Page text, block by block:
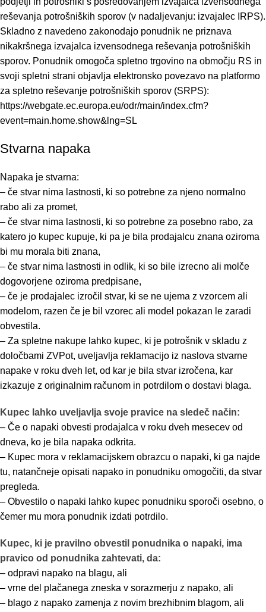
reševanja potrošniških sporov (v nadaljevanju: izvajalec IRPS).
Skladno z navedeno zakonodajo ponudnik ne priznava
nikakršnega izvajalca izvensodnega reševanja potrošniških
sporov. Ponudnik omogoča spletno trgovino na območju RS in
svoji spletni strani objavlja elektronsko povezavo na platformo
za spletno reševanje potrošniških sporov (SRPS):
https://webgate.ec.europa.eu/odr/main/index.cfm?
event=main.home.show&lng=SL
Stvarna napaka
Napaka je stvarna:
– če stvar nima lastnosti, ki so potrebne za njeno normalno
rabo ali za promet,
– če stvar nima lastnosti, ki so potrebne za posebno rabo, za
katero jo kupec kupuje, ki pa je bila prodajalcu znana oziroma
bi mu morala biti znana,
– če stvar nima lastnosti in odlik, ki so bile izrecno ali molče
dogovorjene oziroma predpisane,
– če je prodajalec izročil stvar, ki se ne ujema z vzorcem ali
modelom, razen če je bil vzorec ali model pokazan le zaradi
obvestila.
– Za spletne nakupe lahko kupec, ki je potrošnik v skladu z
določbami ZVPot, uveljavlja reklamacijo iz naslova stvarne
napake v roku dveh let, od kar je bila stvar izročena, kar
izkazuje z originalnim računom in potrdilom o dostavi blaga.
Kupec lahko uveljavlja svoje pravice na sledeč način:
– Če o napaki obvesti prodajalca v roku dveh mesecev od
dneva, ko je bila napaka odkrita.
– Kupec mora v reklamacijskem obrazcu o napaki, ki ga najde
tu, natančneje opisati napako in ponudniku omogočiti, da stvar
pregleda.
– Obvestilo o napaki lahko kupec ponudniku sporoči osebno, o
čemer mu mora ponudnik izdati potrdilo.
Kupec, ki je pravilno obvestil ponudnika o napaki, ima
pravico od ponudnika zahtevati, da:
– odpravi napako na blagu, ali
– vrne del plačanega zneska v sorazmerju z napako, ali
– blago z napako zamenja z novim brezhibnim blagom, ali